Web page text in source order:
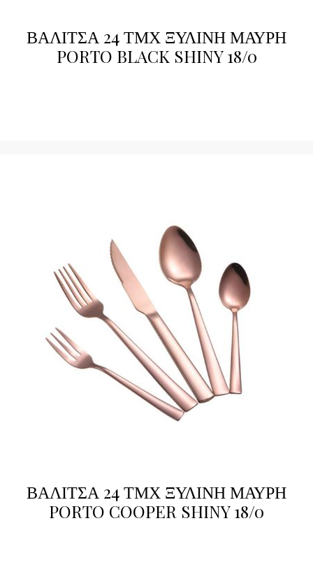
ΒΑΛΙΤΣΑ 24 ΤΜΧ ΞΥΛΙΝΗ ΜΑΥΡΗ
PORTO BLACK SHINY 18/0
ΒΑΛΙΤΣΑ 24 ΤΜΧ ΞΥΛΙΝΗ ΜΑΥΡΗ
PORTO COOPER SHINY 18/0